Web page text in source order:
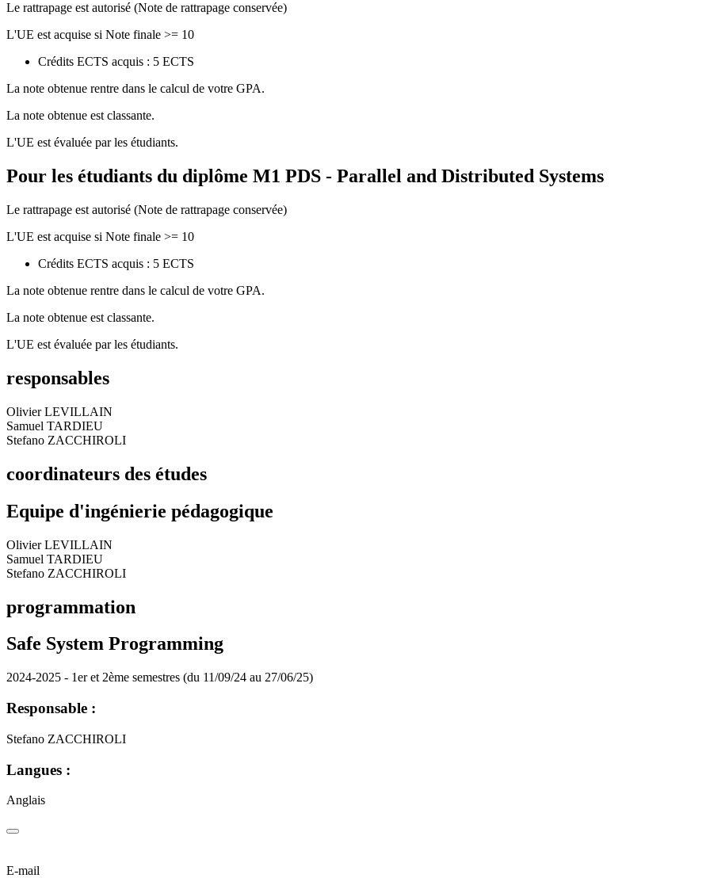
Le rattrapage est autorisé (Note de rattrapage conservée)
L'UE est acquise si Note finale >= 10
Crédits ECTS acquis : 5 ECTS
La note obtenue rentre dans le calcul de votre GPA.
La note obtenue est classante.
L'UE est évaluée par les étudiants.
Pour les étudiants du diplôme M1 PDS - Parallel and Distributed Systems
Le rattrapage est autorisé (Note de rattrapage conservée)
L'UE est acquise si Note finale >= 10
Crédits ECTS acquis : 5 ECTS
La note obtenue rentre dans le calcul de votre GPA.
La note obtenue est classante.
L'UE est évaluée par les étudiants.
responsables
Olivier LEVILLAIN
Samuel TARDIEU
Stefano ZACCHIROLI
coordinateurs des études
Equipe d'ingénierie pédagogique
Olivier LEVILLAIN
Samuel TARDIEU
Stefano ZACCHIROLI
programmation
Safe System Programming
2024-2025 - 1er et 2ème semestres (du 11/09/24 au 27/06/25)
Responsable :
Stefano ZACCHIROLI
Langues :
Anglais
E-mail